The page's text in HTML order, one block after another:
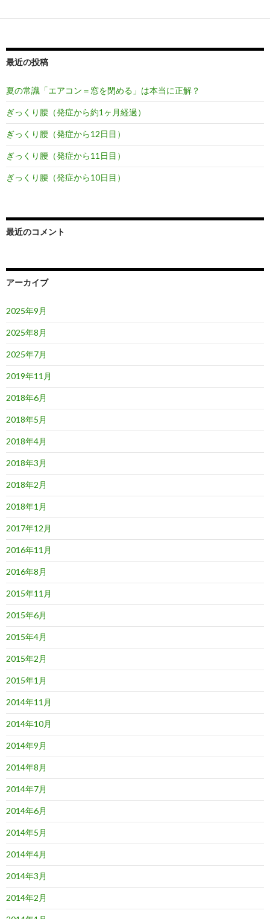
最近の投稿
夏の常識「エアコン＝窓を閉める」は本当に正解？
ぎっくり腰（発症から約1ヶ月経過）
ぎっくり腰（発症から12日目）
ぎっくり腰（発症から11日目）
ぎっくり腰（発症から10日目）
最近のコメント
アーカイブ
2025年9月
2025年8月
2025年7月
2019年11月
2018年6月
2018年5月
2018年4月
2018年3月
2018年2月
2018年1月
2017年12月
2016年11月
2016年8月
2015年11月
2015年6月
2015年4月
2015年2月
2015年1月
2014年11月
2014年10月
2014年9月
2014年8月
2014年7月
2014年6月
2014年5月
2014年4月
2014年3月
2014年2月